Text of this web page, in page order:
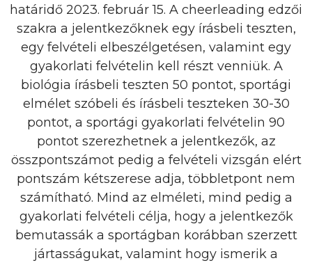
határidő 2023. február 15. A cheerleading edzői
szakra a jelentkezőknek egy írásbeli teszten,
egy felvételi elbeszélgetésen, valamint egy
gyakorlati felvételin kell részt venniük. A
biológia írásbeli teszten 50 pontot, sportági
elmélet szóbeli és írásbeli teszteken 30-30
pontot, a sportági gyakorlati felvételin 90
pontot szerezhetnek a jelentkezők, az
összpontszámot pedig a felvételi vizsgán elért
pontszám kétszerese adja, többletpont nem
számítható. Mind az elméleti, mind pedig a
gyakorlati felvételi célja, hogy a jelentkezők
bemutassák a sportágban korábban szerzett
jártasságukat, valamint hogy ismerik a